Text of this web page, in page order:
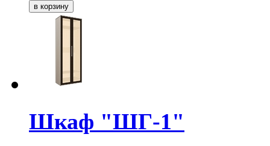
Шкаф "ШГ-1"